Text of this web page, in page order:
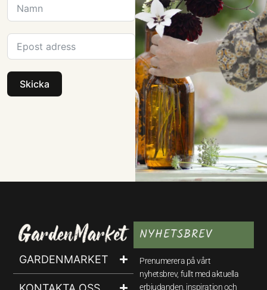
Skicka
GARDENMARKET
NYHETSBREV
Prenumerera på vårt
nyhetsbrev, fullt med aktuella
erbjudanden, inspiration och